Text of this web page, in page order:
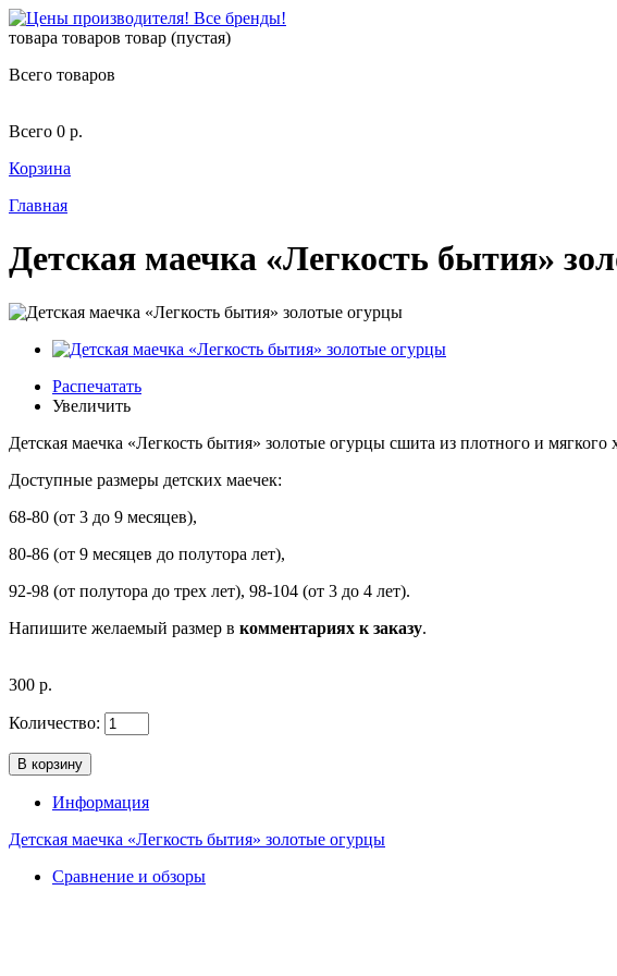
товара товаров товар (пустая)
Всего товаров
Всего 0 р.
Корзина
Главная
Детская маечка «Легкость бытия»
Распечатать
Увеличить
Детская маечка «Легкость бытия» золотые огурцы сшита из плотного и
Доступные размеры детских маечек:
68-80 (от 3 до 9 месяцев),
80-86 (от 9 месяцев до полутора лет),
92-98 (от полутора до трех лет), 98-104 (от 3 до 4 лет).
Напишите желаемый размер в комментариях к заказу.
300 р.
Количество:
Информация
Детская маечка «Легкость бытия» золотые огурцы
Сравнение и обзоры